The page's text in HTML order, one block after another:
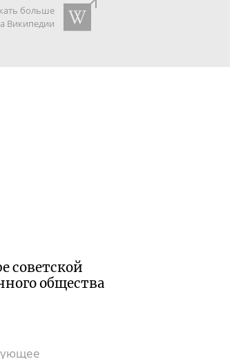
больше
Википедии
советской
общества